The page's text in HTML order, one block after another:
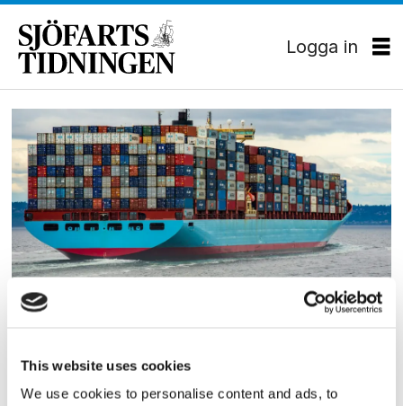
This website uses cookies
We use cookies to personalise content and ads, to
Logga in
Tag:
wto
EKONOMI
trycka upp inflationen